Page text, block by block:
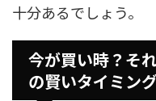
十分あるでしょう。
今が買い時？そ
の賢いタイミン